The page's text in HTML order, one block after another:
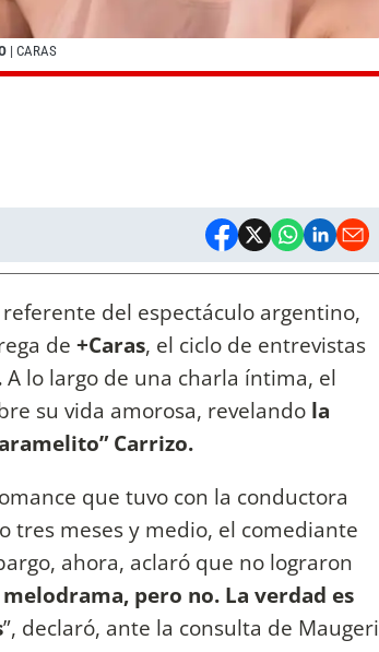
| CARAS
del espectáculo argentino,
de +Caras, el ciclo de entrevistas
A lo largo de una charla íntima, el
su vida amorosa, revelando la
Carrizo.
que tuvo con la conductora
tres meses y medio, el comediante
ahora, aclaró que no lograron
melodrama, pero no. La verdad es
”, declaró, ante la consulta de Maugeri